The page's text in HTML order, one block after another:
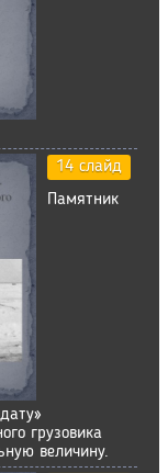
14 слайд
Памятник
грузовика
величину.